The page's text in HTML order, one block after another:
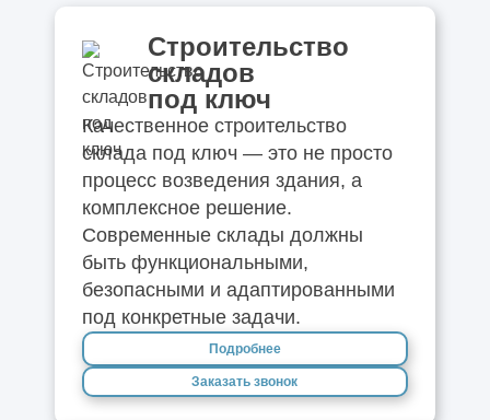
Строительство
складов
под ключ
Качественное строительство
склада под ключ — это не просто
процесс возведения здания, а
комплексное решение.
Современные склады должны
быть функциональными,
безопасными и адаптированными
под конкретные задачи.
Подробнее
Заказать звонок